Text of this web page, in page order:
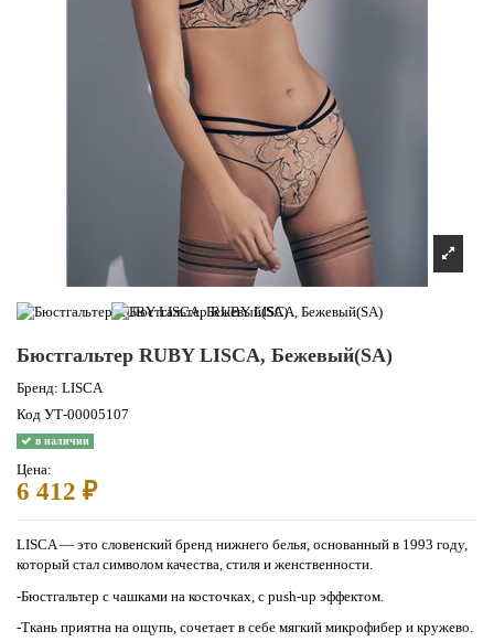
Бюстгальтер RUBY LISCA, Бежевый(SA)
Бренд: LISCA
Код УТ-00005107
в наличии
Цена:
6 412 ₽
LISCA — это словенский бренд нижнего белья, основанный в 1993 году,
который стал символом качества, стиля и женственности.
-Бюстгальтер с чашками на косточках, с push-up эффектом.
-Ткань приятна на ощупь, сочетает в себе мягкий микрофибер и кружево.